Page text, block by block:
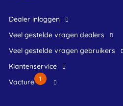
dealer inloggen
veel gestelde vragen dealers
veel gestelde vragen gebruikers
klantenservice
Vacture
1